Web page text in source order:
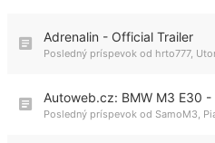
Adrenalin - Official Trailer
Posledný príspevok od hrto777,
Autoweb.cz: BMW M3 E30 -
Posledný príspevok od SamoM3